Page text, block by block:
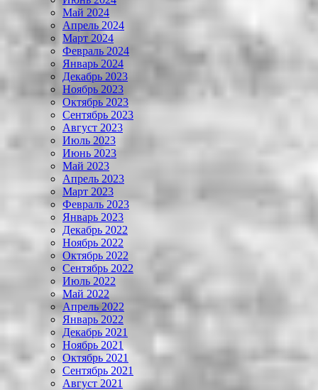
Май 2024
Апрель 2024
Март 2024
Февраль 2024
Январь 2024
Декабрь 2023
Ноябрь 2023
Октябрь 2023
Сентябрь 2023
Август 2023
Июль 2023
Июнь 2023
Май 2023
Апрель 2023
Март 2023
Февраль 2023
Январь 2023
Декабрь 2022
Ноябрь 2022
Октябрь 2022
Сентябрь 2022
Июль 2022
Май 2022
Апрель 2022
Январь 2022
Декабрь 2021
Ноябрь 2021
Октябрь 2021
Сентябрь 2021
Август 2021